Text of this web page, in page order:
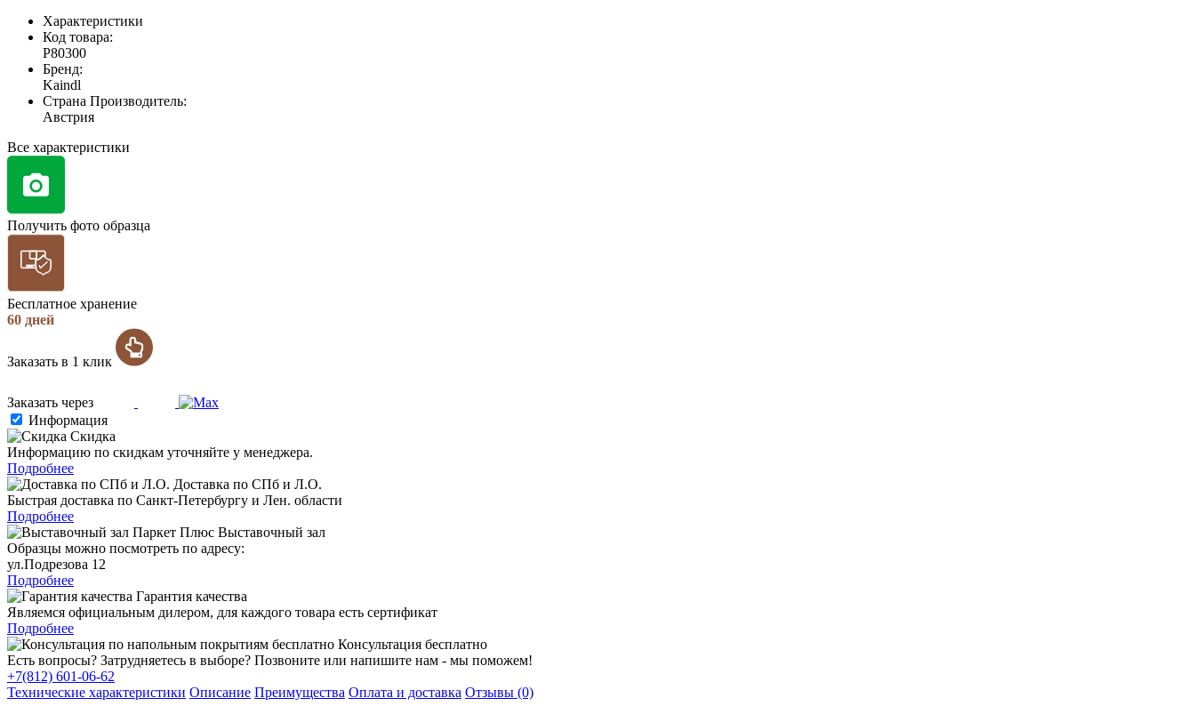
Характеристики
Код товара:
P80300
Бренд:
Kaindl
Страна Производитель:
Австрия
Все характеристики
Получить фото образца
Бесплатное хранение
60 дней
Заказать в 1 клик
Заказать через
Информация
Скидка
Информацию по скидкам уточняйте у менеджера.
Подробнее
Доставка по СПб и Л.О.
Быстрая доставка по Санкт-Петербургу и Лен. области
Подробнее
Выставочный зал
Образцы можно посмотреть по адресу:
ул.Подрезова 12
Подробнее
Гарантия качества
Являемся официальным дилером, для каждого товара есть сертификат
Подробнее
Консультация бесплатно
Есть вопросы? Затрудняетесь в выборе? Позвоните или напишите нам - мы поможем!
+7(812) 601-06-62
Технические характеристики Описание Преимущества Оплата и доставка Отзывы (0)